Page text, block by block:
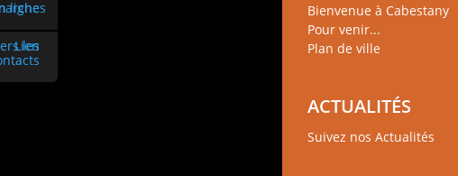
Bienvenue à Cabestany
Pour venir...
Plan de ville
ACTUALITÉS
Suivez nos Actualités